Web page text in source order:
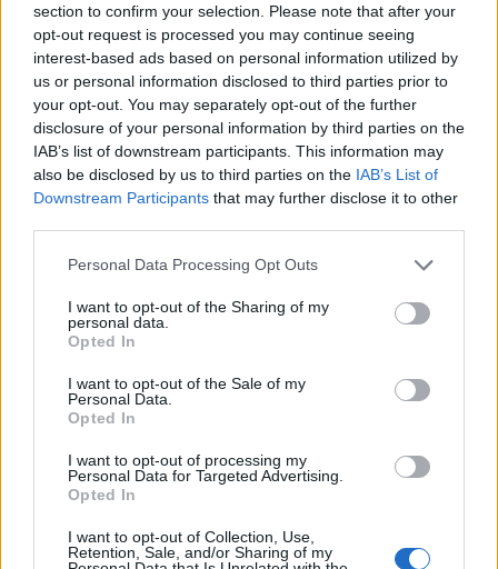
section to confirm your selection. Please note that after your
opt-out request is processed you may continue seeing
interest-based ads based on personal information utilized by
us or personal information disclosed to third parties prior to
your opt-out. You may separately opt-out of the further
disclosure of your personal information by third parties on the
IAB’s list of downstream participants. This information may
also be disclosed by us to third parties on the IAB’s List of
Downstream Participants that may further disclose it to other
Personal Data Processing Opt Outs
I want to opt-out of the Sharing of my
personal data.
Opted In
I want to opt-out of the Sale of my
Personal Data.
Opted In
I want to opt-out of processing my
Personal Data for Targeted Advertising.
Opted In
I want to opt-out of Collection, Use,
Retention, Sale, and/or Sharing of my
Myndighederne forbyder ikke borgere at holde sig
helt væk fra området. Men hvis man vil være i
området, anbefaler myndighederne, at borgere
"udviser særlig agtpågivenhed".
Minister for natur og dyrevelfærd Christian
Rabjerg Madsen (S) siger, at myndighederne
agerer efter et forsigtighedsprincip.
- Ulven er blevet en del af den danske natur. Hvis
den skal være det på en ordentlig måde, kræver
det, at vi fra politisk hold og fra myndighedernes
side bruger de muligheder, vi har for at passe
styrelsens hjemmeside.
- Hvis vi oplever problemulve, så skal de skydes.
Og i forlængelse af episoden fra Bunken
Lokalredaktionen
Følg os på Discover
09. august 2026 kl. 06.03
FREDERIKSHAVN: Da Jakob Junker Jeppesen fra
Frederikshavn som 16-årig fik diagnosen epilepsi,
I dag - ni år senere - er den 25-årige studerende
blevet iværksætter og står bag en app, der skal
gøre livet lettere for mennesker med epilepsi og
deres pårørende.
Selvom Jakob i dag studerer og er flyttet
hjemmefra, lever han fortsat med de